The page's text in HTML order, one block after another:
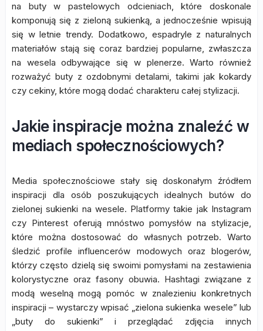
na buty w pastelowych odcieniach, które doskonale
komponują się z zieloną sukienką, a jednocześnie wpisują
się w letnie trendy. Dodatkowo, espadryle z naturalnych
materiałów stają się coraz bardziej popularne, zwłaszcza
na wesela odbywające się w plenerze. Warto również
rozważyć buty z ozdobnymi detalami, takimi jak kokardy
czy cekiny, które mogą dodać charakteru całej stylizacji.
Jakie inspiracje można znaleźć w
mediach społecznościowych?
Media społecznościowe stały się doskonałym źródłem
inspiracji dla osób poszukujących idealnych butów do
zielonej sukienki na wesele. Platformy takie jak Instagram
czy Pinterest oferują mnóstwo pomysłów na stylizacje,
które można dostosować do własnych potrzeb. Warto
śledzić profile influencerów modowych oraz blogerów,
którzy często dzielą się swoimi pomysłami na zestawienia
kolorystyczne oraz fasony obuwia. Hashtagi związane z
modą weselną mogą pomóc w znalezieniu konkretnych
inspiracji – wystarczy wpisać „zielona sukienka wesele” lub
„buty do sukienki” i przeglądać zdjęcia innych